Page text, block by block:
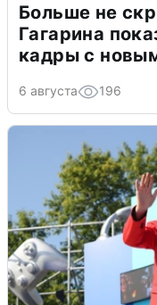
Больше не
Гагарина
кадры с
6 августа 196